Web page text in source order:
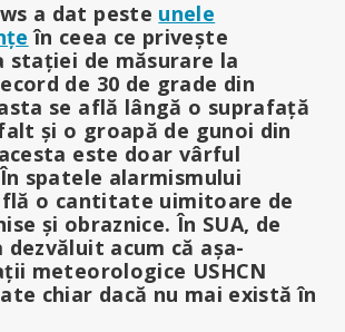
a dat peste unele
în ceea ce privește
stației de măsurare la
de 30 de grade din
se află lângă o suprafață
și o groapă de gunoi din
este doar vârful
spatele alarmismului
o cantitate uimitoare de
și obraznice. În SUA, de
dezvăluit acum că așa-
meteorologice USHCN
chiar dacă nu mai există în